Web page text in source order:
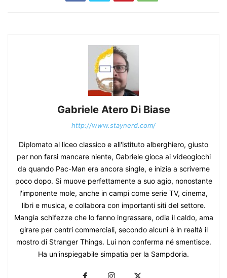
Gabriele Atero Di Biase
http://www.staynerd.com/
Diplomato al liceo classico e all'istituto alberghiero, giusto
per non farsi mancare niente, Gabriele gioca ai videogiochi
da quando Pac-Man era ancora single, e inizia a scriverne
poco dopo. Si muove perfettamente a suo agio, nonostante
l'imponente mole, anche in campi come serie TV, cinema,
libri e musica, e collabora con importanti siti del settore.
Mangia schifezze che lo fanno ingrassare, odia il caldo, ama
girare per centri commerciali, secondo alcuni è in realtà il
mostro di Stranger Things. Lui non conferma né smentisce.
Ha un'inspiegabile simpatia per la Sampdoria.